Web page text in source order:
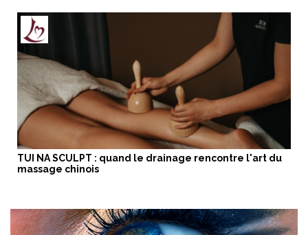
TUI NA SCULPT : quand le drainage rencontre l'art du
massage chinois